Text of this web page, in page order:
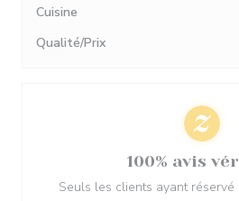
Cuisine
Qualité/Prix
100% avis
Seuls les clients ayant